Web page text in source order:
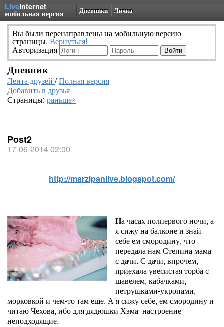
LiveInternet
мобильная версия Дневники Личка
Вы были перенаправлены на мобильную версию
страницы. Вернуться!
Авторизация
Дневник
Лента друзей /Полная версия
Добавить в друзья
Страницы: раньше»
Post2
17-06-2014 02:00
http://marzipanlive.blogspot.com/
На часах полпервого ночи, а
я сижу на балконе и знай
себе ем смородину, что
передала нам Степина мама
с дачи. С дачи, впрочем,
приехала увесистая торба с
щавелем, кабачками,
петрушками-укропами,
морковкой и чем-то там еще. А я сижу себе, ем смородину и
читаю Чехова, ибо для дядюшки Хэма настроение
неподходящие.